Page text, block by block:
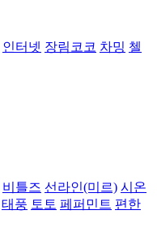
인터넷 장림코코 차밍 첼
비틀즈 선라인(미르) 시온
태풍 토토 페퍼민트 편한